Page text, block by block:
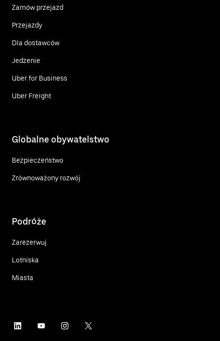
Zamów przejazd
Przejazdy
Dla dostawców
Jedzenie
Uber for Business
Uber Freight
Globalne obywatelstwo
Bezpieczeństwo
Zrównoważony rozwój
Podróże
Zarezerwuj
Lotniska
Miasta